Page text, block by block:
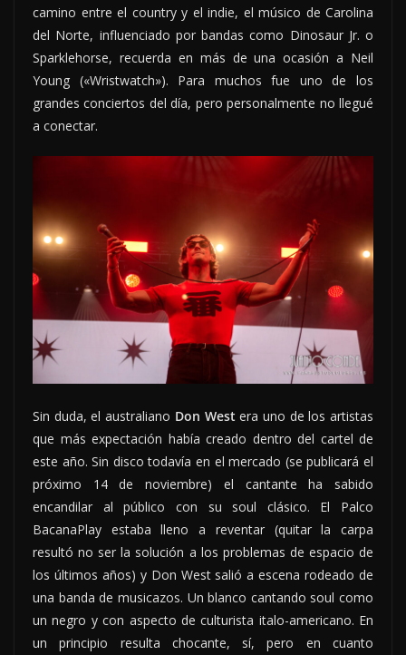
camino entre el country y el indie, el músico de Carolina
del Norte, influenciado por bandas como Dinosaur Jr. o
Sparklehorse, recuerda en más de una ocasión a Neil
Young («Wristwatch»). Para muchos fue uno de los
grandes conciertos del día, pero personalmente no llegué
a conectar.
Sin duda, el australiano Don West era uno de los artistas
que más expectación había creado dentro del cartel de
este año. Sin disco todavía en el mercado (se publicará el
próximo 14 de noviembre) el cantante ha sabido
encandilar al público con su soul clásico. El Palco
BacanaPlay estaba lleno a reventar (quitar la carpa
resultó no ser la solución a los problemas de espacio de
los últimos años) y Don West salió a escena rodeado de
una banda de musicazos. Un blanco cantando soul como
un negro y con aspecto de culturista italo-americano. En
un principio resulta chocante, sí, pero en cuanto